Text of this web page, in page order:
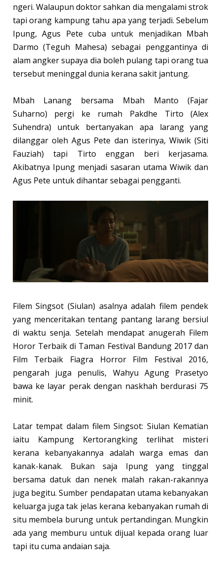
ngeri. Walaupun doktor sahkan dia mengalami strok
tapi orang kampung tahu apa yang terjadi. Sebelum
Ipung, Agus Pete cuba untuk menjadikan Mbah
Darmo (Teguh Mahesa) sebagai penggantinya di
alam angker supaya dia boleh pulang tapi orang tua
tersebut meninggal dunia kerana sakit jantung.
Mbah Lanang bersama Mbah Manto (Fajar
Suharno) pergi ke rumah Pakdhe Tirto (Alex
Suhendra) untuk bertanyakan apa larang yang
dilanggar oleh Agus Pete dan isterinya, Wiwik (Siti
Fauziah) tapi Tirto enggan beri kerjasama.
Akibatnya Ipung menjadi sasaran utama Wiwik dan
Agus Pete untuk dihantar sebagai pengganti.
Filem Singsot (Siulan) asalnya adalah filem pendek
yang menceritakan tentang pantang larang bersiul
di waktu senja. Setelah mendapat anugerah Filem
Horor Terbaik di Taman Festival Bandung 2017 dan
Film Terbaik Fiagra Horror Film Festival 2016,
pengarah juga penulis, Wahyu Agung Prasetyo
bawa ke layar perak dengan naskhah berdurasi 75
minit.
Latar tempat dalam filem Singsot: Siulan Kematian
iaitu Kampung Kertorangking terlihat misteri
kerana kebanyakannya adalah warga emas dan
kanak-kanak. Bukan saja Ipung yang tinggal
bersama datuk dan nenek malah rakan-rakannya
juga begitu. Sumber pendapatan utama kebanyakan
keluarga juga tak jelas kerana kebanyakan rumah di
situ membela burung untuk pertandingan. Mungkin
ada yang memburu untuk dijual kepada orang luar
tapi itu cuma andaian saja.